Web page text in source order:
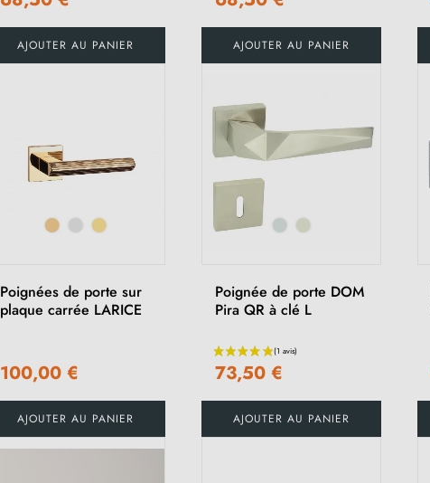
AJOUTER AU PANIER AJOUTER AU PANIER
Poignées de porte sur
plaque carrée LARICE
100,00 €
AJOUTER AU PANIER
Poignée de porte DOM
Pira QR à clé L
73,50 €
AJOUTER AU PANIER